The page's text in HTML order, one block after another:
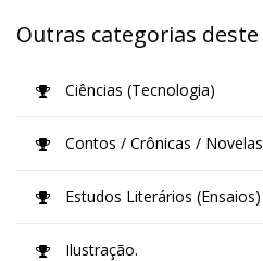
Outras categorias
Ciências (Tecnologia)
Contos / Crônicas / Novelas
Estudos Literários (Ensaios)
Ilustração.